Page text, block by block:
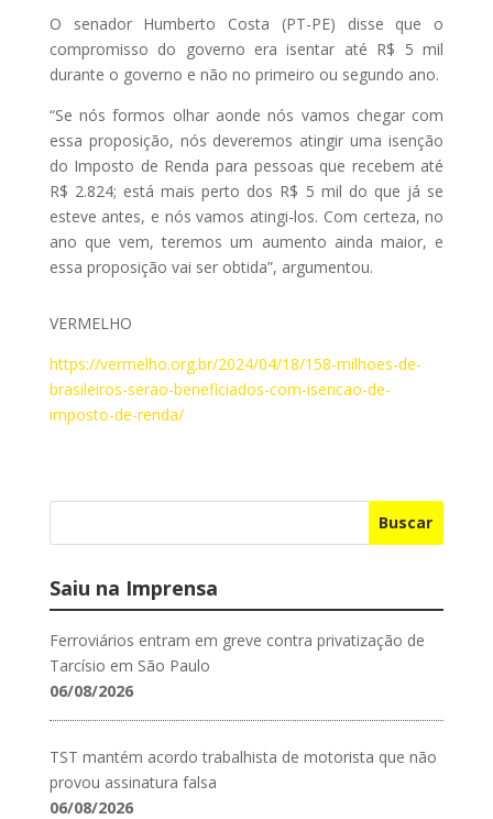
O senador Humberto Costa (PT-PE) disse que o
compromisso do governo era isentar até R$ 5 mil
durante o governo e não no primeiro ou segundo ano.
“Se nós formos olhar aonde nós vamos chegar com
essa proposição, nós deveremos atingir uma isenção
do Imposto de Renda para pessoas que recebem até
R$ 2.824; está mais perto dos R$ 5 mil do que já se
esteve antes, e nós vamos atingi-los. Com certeza, no
ano que vem, teremos um aumento ainda maior, e
essa proposição vai ser obtida”, argumentou.
VERMELHO
https://vermelho.org.br/2024/04/18/158-milhoes-de-
brasileiros-serao-beneficiados-com-isencao-de-
imposto-de-renda/
Buscar
Saiu na Imprensa
Ferroviários entram em greve contra privatização de
Tarcísio em São Paulo
06/08/2026
TST mantém acordo trabalhista de motorista que não
provou assinatura falsa
06/08/2026